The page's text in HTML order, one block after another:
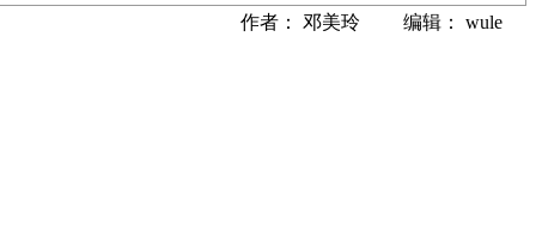
作者： 邓美玲 编辑： wule